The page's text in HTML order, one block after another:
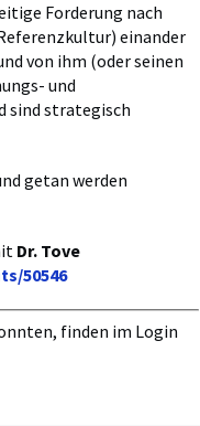
Forderung nach
einander
von ihm (oder seinen
und
sind strategisch
getan werden
Dr. Tove
50546
finden im Login